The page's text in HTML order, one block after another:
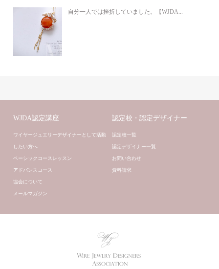
自分一人では挫折していました。【WJDA...
WJDA認定講座
ワイヤージュエリーデザイナーとして活動
したい方へ
ベーシックコースレッスン
アドバンスコース
協会について
メールマガジン
認定校・認定デザイナー
認定校一覧
認定デザイナー一覧
お問い合わせ
資料請求